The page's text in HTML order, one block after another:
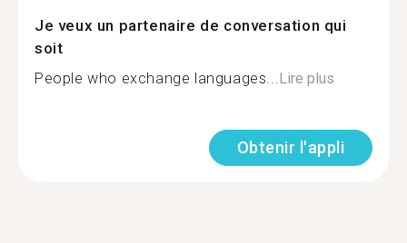
Je veux un partenaire de conversation qui
soit
People who exchange languages...Lire plus
Obtenir l'appli